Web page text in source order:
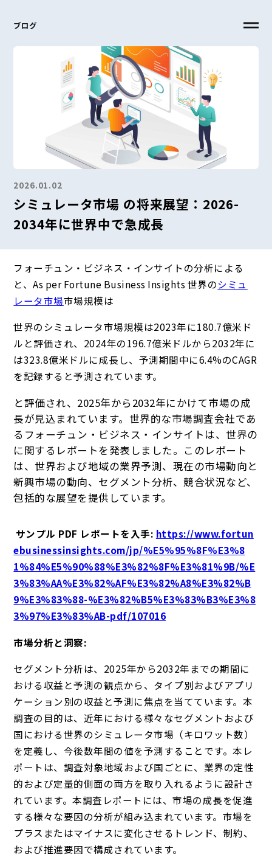
ブログ
2026.01.02
シミュレータ市場 の将来展望：2026-
2034年に世界中で急成長
フォーチュン・ビジネス・インサイトの分析による
と、As per Fortune Business Insights 世界のシミュ
レータ市場市場規模は
世界のシミュレータ市場規模は2023年に180.7億米ド
ルと評価され、2024年の196.7億米ドルから2032年に
は323.8億米ドルに成長し、予測期間中に6.4%のCAGR
を記録すると予測されています。
と評価され、2025年から2032年にかけて市場の成
長が見込まれています。世界的な市場調査会社であ
るフォーチュン・ビジネス・インサイトは、世界の
に関するレポートを発表しました。このレポート
は、世界および地域の業界予測、現在の市場動向と
新興市場の動向、セグメント分析、競合状況など、
包括的な展望を提供しています。
サンプル PDF レポートを入手: https://www.fortun
ebusinessinsights.com/jp/%E5%95%8F%E3%8
1%84%E5%90%88%E3%82%8F%E3%81%9B/%E
3%83%AA%E3%82%AF%E3%82%A8%E3%82%B
9%E3%83%88-%E3%82%B5%E3%83%B3%E3%8
3%97%E3%83%AB-pdf/107016
市場分析と洞察:
セグメント分析は、2025年から2032年までの期間に
おける収益と予測の観点から、タイプ別およびアプリ
ケーション別の収益と予測に焦点を当てています。本
調査の目的は、近年における様々なセグメントおよび
国における世界のシミュレータ市場（キロワット数）
を定義し、今後数年間の値を予測することです。本レ
ポートは、調査対象地域および国ごとに、業界の定性
的および定量的側面の両方を取り入れるように設計さ
れています。本調査レポートには、市場の成長を促進
する様々な要因の分析が組み込まれています。市場を
プラスまたはマイナスに変化させるトレンド、制約、
および推進要因で構成されています。